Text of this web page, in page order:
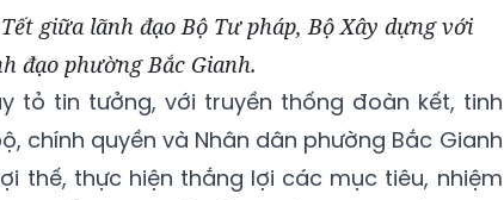
giữa lãnh đạo Bộ Tư pháp, Bộ Xây dựng với
đạo phường Bắc Gianh.
tỏ tin tưởng, với truyền thống đoàn kết, tinh
chính quyền và Nhân dân phường Bắc Gianh
thế, thực hiện thắng lợi các mục tiêu, nhiệm